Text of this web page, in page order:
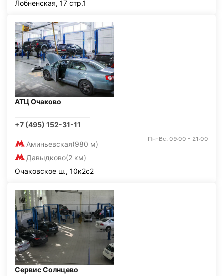
Лобненская, 17 стр.1
АТЦ Очаково
+7 (495) 152-31-11
Аминьевская(980 м)
Давыдково(2 км)
Пн-Вс: 09:00 - 21:00
Очаковское ш., 10к2с2
Сервис Солнцево